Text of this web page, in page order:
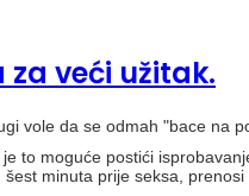
veći užitak.
vole da se odmah "bace na
to moguće postići
minuta prije seksa, prenosi